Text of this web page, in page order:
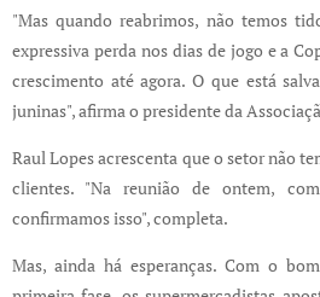
"Mas quando reabrimos, não temos
expressiva perda nos dias de jogo e a
crescimento até agora. O que está
juninas", afirma o presidente da
Raul Lopes acrescenta que o setor não
clientes. "Na reunião de ontem,
confirmamos isso", completa.
Mas, ainda há esperanças. Com o